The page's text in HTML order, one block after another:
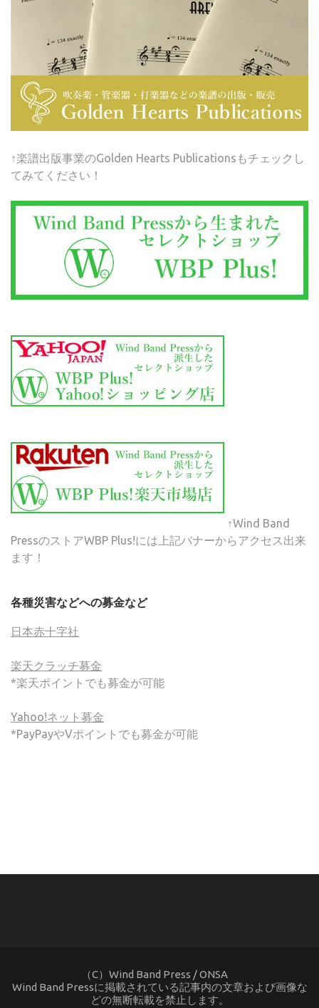
↑楽譜出版事業のGolden Hearts Publicationsもチェックし
てみてください！
↑Wind Band
PressのストアWBP Plus!には上記バナーからアクセス出来
ます！
各種災害などへの募金など
日本赤十字社
楽天クラッチ募金
*楽天ポイントでも募金が可能
Yahoo!ネット募金
*PayPayやVポイントでも募金が可能
（C）Wind Band Press / ONSA
Wind Band Pressに掲載されている記事内の文章および画像な
どの無断転載を禁止します。